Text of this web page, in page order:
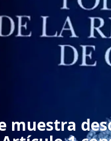
muestra